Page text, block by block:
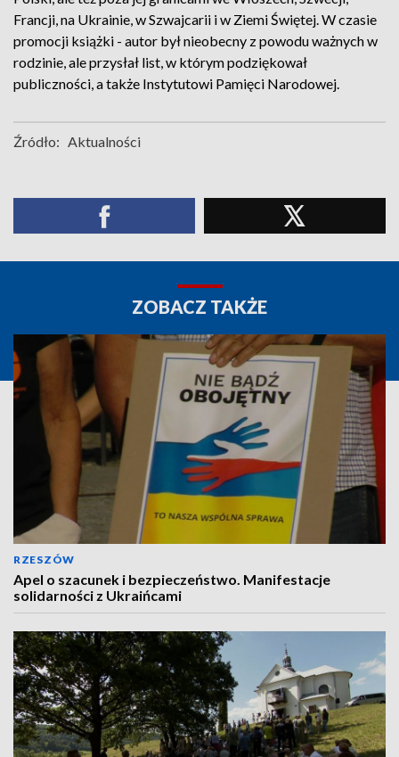
Francji, na Ukrainie, w Szwajcarii i w Ziemi Świętej. W czasie
promocji książki - autor był nieobecny z powodu ważnych w
rodzinie, ale przysłał list, w którym podziękował
publiczności, a także Instytutowi Pamięci Narodowej.
Źródło: Aktualności
ZOBACZ TAKŻE
RZESZÓW
Apel o szacunek i bezpieczeństwo. Manifestacje
solidarności z Ukraińcami